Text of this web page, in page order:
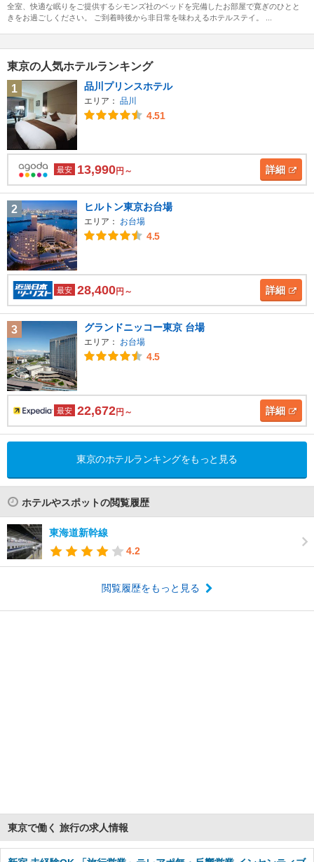
全室、快適な眠りをご提供するシモンズ社のベッドを完備したお部屋で寛ぎのひとと
きをお過ごしください。 ご到着時後から非日常を味わえるホテルステイ。 ...
東京の人気ホテルランキング
1
品川プリンスホテル
エリア： 品川
4.51
最安 13,990円～ 詳細
2 ヒルトン東京お台場
エリア： お台場
4.5
最安 28,400円～ 詳細
3 グランドニッコー東京 台場
エリア： お台場
4.5
最安 22,672円～ 詳細
東京のホテルランキングをもっと見る
ホテルやスポットの閲覧履歴
東海道新幹線
4.2
閲覧履歴をもっと見る
東京で働く 旅行の求人情報